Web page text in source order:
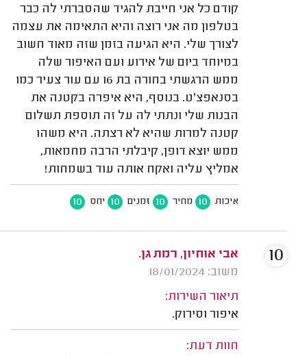
קודם כל אני חייבת להגיד שהסברתי לה כבר
בטלפון מה אני רוצה והיא התאימה את עצמה
לצורך שלי. היא הגיעה בזמן שזה מאוד חשוב
במיוחד ביום של אירוע ועם האיפור שלה
ממש הרגשתי בחורה בת 16 עם עור צעיר כמו
בסנאפצ'ט. בנוסף, היא איפרה בקטנה את
הבנות שלי ונתתי לה על זה תוספת תשלום
קטנה למרות שהיא לא רצתה. היא משהו
ממש יוצא דופן, קיבלתי הרבה מחמאות,
אמליץ עליה ואקח אותה עוד בשמחות!
איכות 10 מחיר 10 זמנים 10 יחס 10
אבי אוחיון, רמת גן.
משוב: 18/01/2024
תיאור השירות:
איפור וסירוק.
חוות דעת:
10